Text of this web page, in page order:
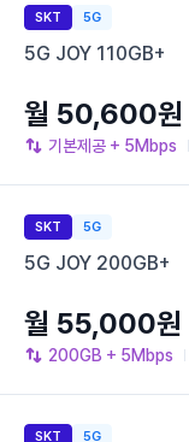
SKT 5G
5G JOY 110GB+
기본제공 + 5Mbps
월 50,600원
SKT 5G
5G JOY 200GB+
200GB + 5Mbps
월 55,000원
SKT 5G